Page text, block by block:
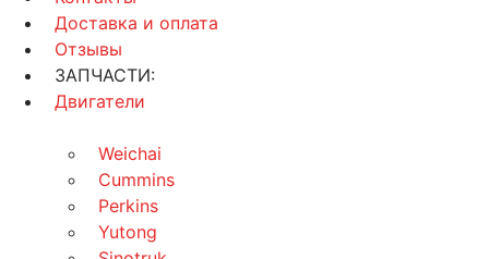
Доставка и оплата
Отзывы
ЗАПЧАСТИ:
Двигатели
Weichai
Cummins
Perkins
Yutong